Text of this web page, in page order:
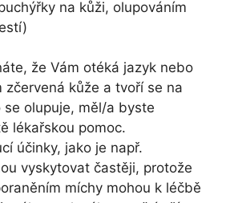
na kůži, olupováním
že Vám otéká jazyk nebo
zčervená kůže a tvoří se na
se olupuje, měl/a byste
lékařskou pomoc.
účinky, jako je např.
vyskytovat častěji, protože
míchy mohou k léčbě